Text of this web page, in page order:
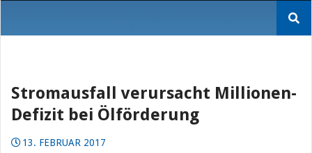
nach:
Stromausfall verursacht Millionen-
Defizit bei Ölförderung
13. FEBRUAR 2017